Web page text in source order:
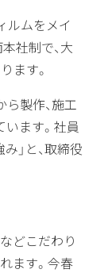
ルムをメイ
社制で、大
ます。
製作、施工
ます。社員
」と、取締役
どこだわり
ます。今春